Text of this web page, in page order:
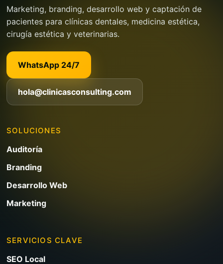
Marketing, branding, desarrollo web y captación de
pacientes para clínicas dentales, medicina estética,
cirugía estética y veterinarias.
WhatsApp 24/7
hola@clinicasconsulting.com
SOLUCIONES
Auditoría
Branding
Desarrollo Web
Marketing
SERVICIOS CLAVE
SEO Local